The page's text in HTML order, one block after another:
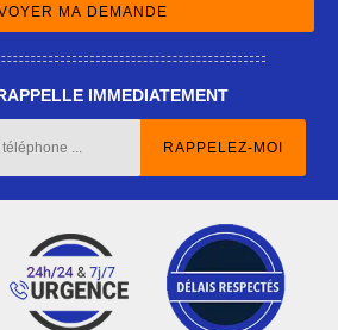
IMMEDIATEMENT